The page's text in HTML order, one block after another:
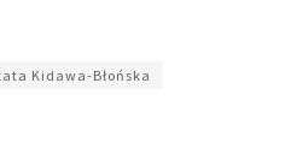
Kidawa-Błońska